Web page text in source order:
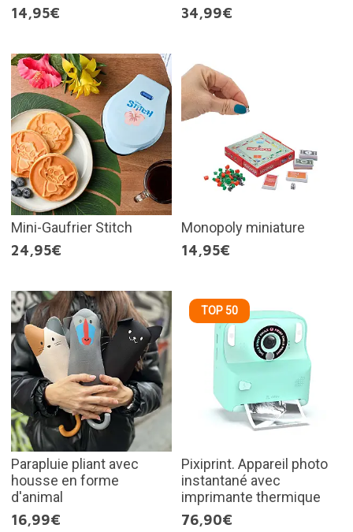
14,95€
34,99€
Mini-Gaufrier Stitch
24,95€
Monopoly miniature
14,95€
Parapluie pliant avec
housse en forme
d'animal
16,99€
TOP 50
Pixiprint. Appareil photo
instantané avec
imprimante thermique
76,90€